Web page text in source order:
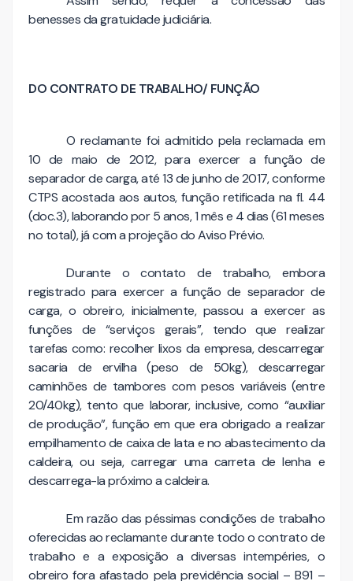
benesses da gratuidade judiciária.
DO CONTRATO DE TRABALHO/ FUNÇÃO
O reclamante foi admitido pela reclamada em
10 de maio de 2012, para exercer a função de
separador de carga, até 13 de junho de 2017, conforme
CTPS acostada aos autos, função retificada na fl. 44
(doc.3), laborando por 5 anos, 1 mês e 4 dias (61 meses
no total), já com a projeção do Aviso Prévio.
Durante o contato de trabalho, embora
registrado para exercer a função de separador de
carga, o obreiro, inicialmente, passou a exercer as
funções de “serviços gerais”, tendo que realizar
tarefas como: recolher lixos da empresa, descarregar
sacaria de ervilha (peso de 50kg), descarregar
caminhões de tambores com pesos variáveis (entre
20/40kg), tento que laborar, inclusive, como “auxiliar
de produção”, função em que era obrigado a realizar
empilhamento de caixa de lata e no abastecimento da
caldeira, ou seja, carregar uma carreta de lenha e
descarrega-la próximo a caldeira.
Em razão das péssimas condições de trabalho
oferecidas ao reclamante durante todo o contrato de
trabalho e a exposição a diversas intempéries, o
obreiro fora afastado pela previdência social – B91 –